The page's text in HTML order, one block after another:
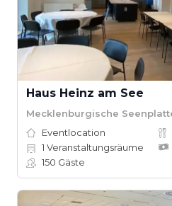
Haus Heinz am See
Mecklenburgische
Eventlocation
1 Veranstaltungsräume
150 Gäste